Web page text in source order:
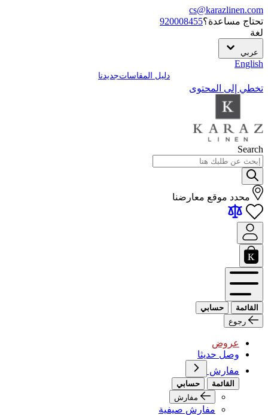
cs@karazlinen.com
تحتاج مساعدة؟920008455
لغة
عربي
English
دليل المقاساتجديدنا
تخطي إلى المحتوى
Search
محدد موقع معارضنا
القائمة
حسابي
رجوع
عروض
وصل حديثا
مفارش
القائمة
حسابي
مفارش
مفارش صيفية